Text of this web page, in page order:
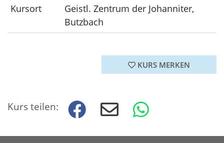
Kursort
Geistl. Zentrum der Johanniter,
Butzbach
KURS MERKEN
Kurs teilen: